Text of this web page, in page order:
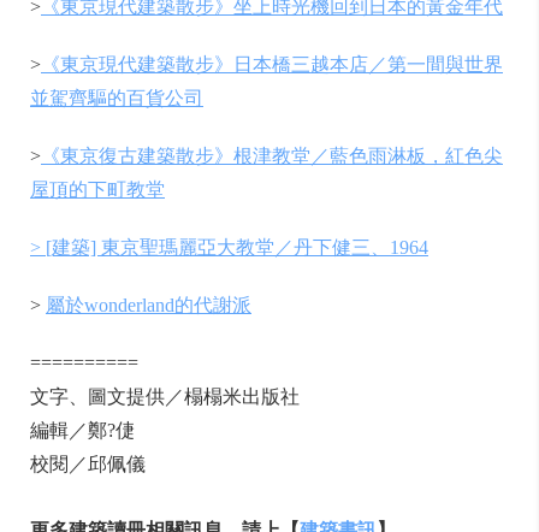
> 《東京現代建築散步》坐上時光機回到日本的黃金年代
> 《東京現代建築散步》日本橋三越本店／第一間與世界
並駕齊驅的百貨公司
> 《東京復古建築散步》根津教堂／藍色雨淋板，紅色尖
屋頂的下町教堂
> [建築] 東京聖瑪麗亞大教堂／丹下健三、1964
> 屬於wonderland的代謝派
==========
文字、圖文提供／榻榻米出版社
編輯／鄭?倢
校閱／邱佩儀